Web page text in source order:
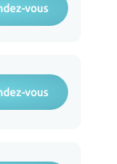
vous
vous